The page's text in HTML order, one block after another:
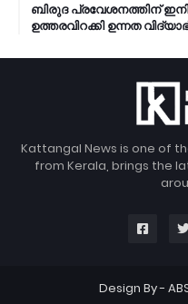
ബിരുദ പ്രവേശനത്തിന്
ഉത്തരവിറക്കി ഉന്നത
Kattangal News is one of
from Kerala, brings the
Design By -